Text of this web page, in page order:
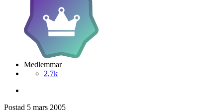
Medlemmar
2,7k
Postad 5 mars 2005